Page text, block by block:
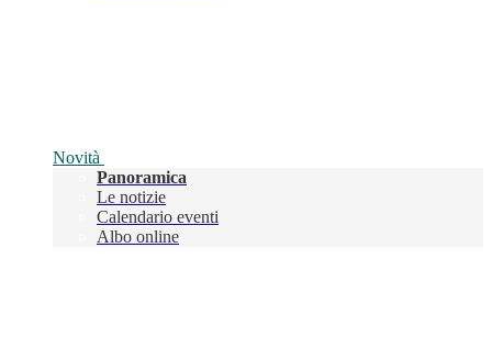
Novità
Panoramica
Le notizie
Calendario eventi
Albo online